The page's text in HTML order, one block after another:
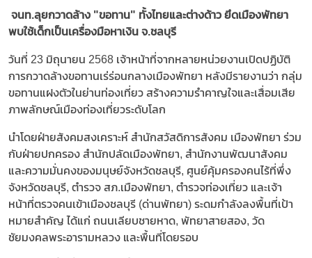
จนท.ลุยกวาดล้าง "ขอทาน" ทั้งไทยและต่างด้าว ยึดเมืองพัทยา
พบใช้เด็กเป็นเครื่องมือหาเงิน จ.ชลบุรี
วันที่ 23 มิถุนายน 2568 เจ้าหน้าที่จากหลายหน่วยงานเปิดปฏิบัติ
การกวาดล้างขอทานเร่ร่อนกลางเมืองพัทยา หลังมีรายงานว่า กลุ่ม
ขอทานแฝงตัวในย่านท่องเที่ยว สร้างความรำคาญใจและเสื่อมเสีย
ภาพลักษณ์เมืองท่องเที่ยวระดับโลก
นำโดยฝ่ายสังคมสงเคราะห์ สำนักสวัสดิการสังคม เมืองพัทยา ร่วม
กับฝ่ายปกครอง สำนักปลัดเมืองพัทยา, สำนักงานพัฒนาสังคม
และความมั่นคงของมนุษย์จังหวัดชลบุรี, ศูนย์คุ้มครองคนไร้ที่พึ่ง
จังหวัดชลบุรี, ตำรวจ สภ.เมืองพัทยา, ตำรวจท่องเที่ยว และเจ้า
หน้าที่ตรวจคนเข้าเมืองชลบุรี (ด่านพัทยา) ระดมกำลังลงพื้นที่เป้า
หมายสำคัญ ได้แก่ ถนนเลียบชายหาด, พัทยาสายสอง, วัด
ชัยมงคลพระอารามหลวง และพื้นที่โดยรอบ